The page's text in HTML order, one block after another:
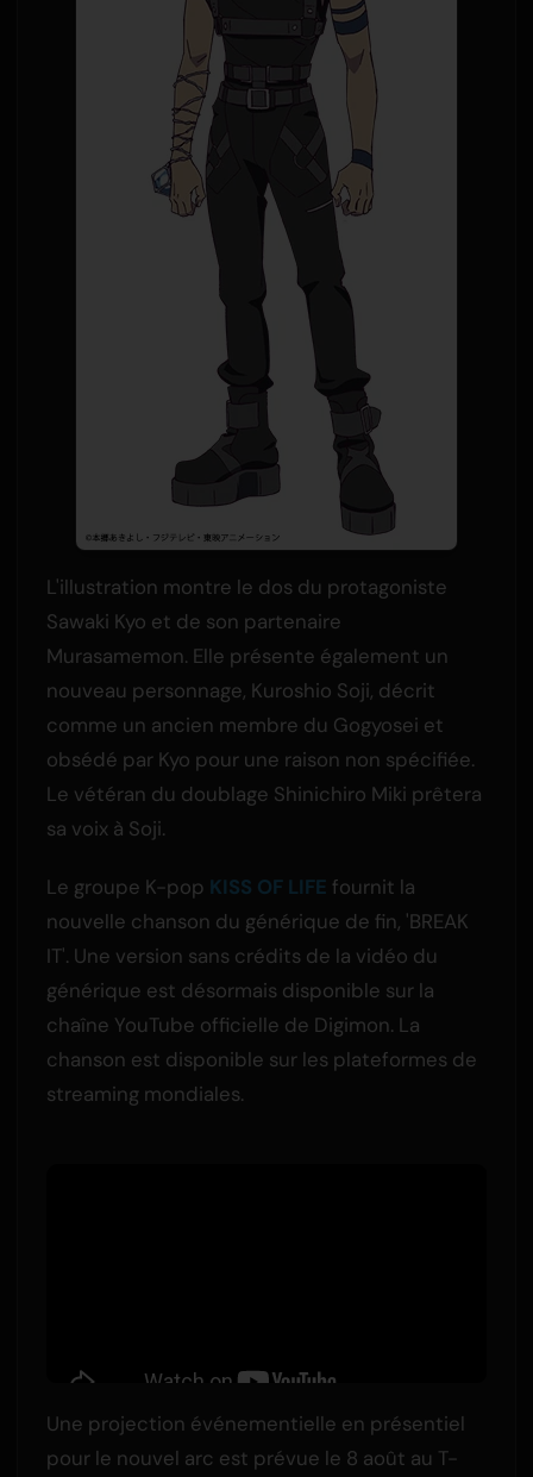
L'illustration montre le dos du protagoniste
Sawaki Kyo et de son partenaire
Murasamemon. Elle présente également un
nouveau personnage, Kuroshio Soji, décrit
comme un ancien membre du Gogyosei et
obsédé par Kyo pour une raison non spécifiée.
Le vétéran du doublage Shinichiro Miki prêtera
sa voix à Soji.
Le groupe K-pop KISS OF LIFE fournit la
nouvelle chanson du générique de fin, 'BREAK
IT'. Une version sans crédits de la vidéo du
générique est désormais disponible sur la
chaîne YouTube officielle de Digimon. La
chanson est disponible sur les plateformes de
streaming mondiales.
Une projection événementielle en présentiel
pour le nouvel arc est prévue le 8 août au T-